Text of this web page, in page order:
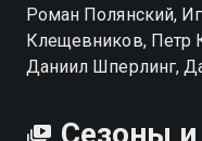
Роман Полянский,
Клещевников, Петр
Даниил Шперлинг,